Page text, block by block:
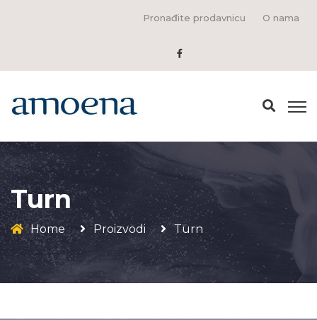
Pronađite prodavnicu O nama
Turn
Home Proizvodi Turn